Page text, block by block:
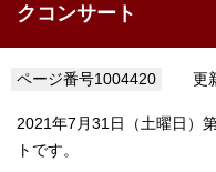
クコンサート
ページ番号1004420 更
2021年7月31日（土曜日）
トです。